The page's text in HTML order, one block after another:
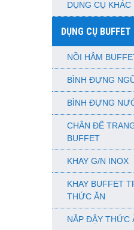
DỤNG CỤ KHÁC
DỤNG CỤ BUFFET
NỒI HÂM
BÌNH ĐỰNG
BÌNH ĐỰNG
CHÂN ĐẾ
BUFFET
KHAY G/N INOX
KHAY BUFFET
THỨC ĂN
NẮP ĐẬY THỨC